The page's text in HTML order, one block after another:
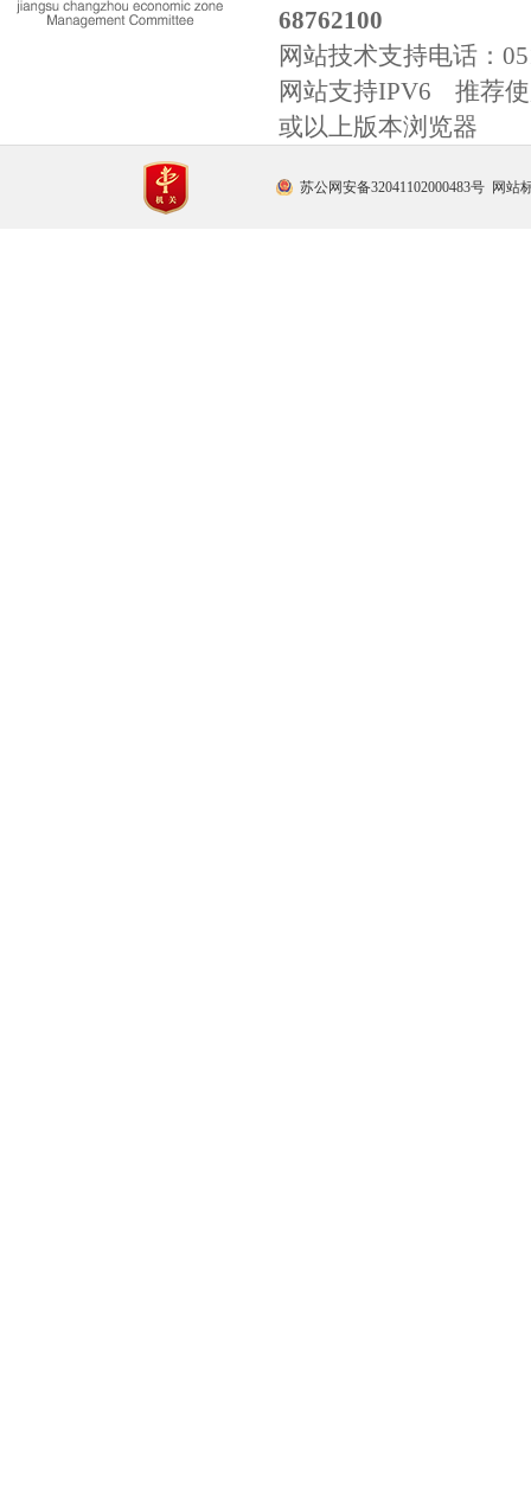
68762100
网站技术支持电话：
网站支持IPV6 推荐使
或以上版本浏览器
苏公网安备32041102000483号 网站